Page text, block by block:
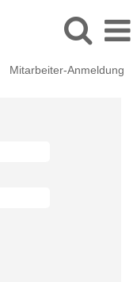
Mitarbeiter-Anmeldung